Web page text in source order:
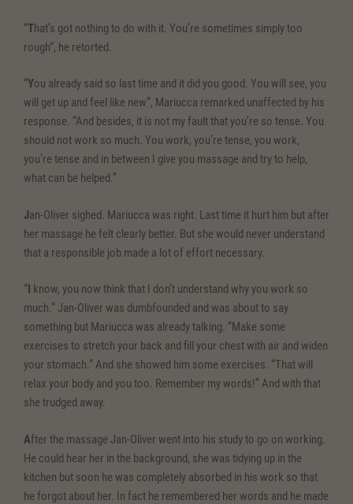
“That’s got nothing to do with it. You’re sometimes simply too
rough“, he retorted.
“You already said so last time and it did you good. You will see, you
will get up and feel like new”, Mariucca remarked unaffected by his
response. “And besides, it is not my fault that you’re so tense. You
should not work so much. You work, you’re tense, you work,
you’re tense and in between I give you massage and try to help,
what can be helped.”
Jan-Oliver sighed. Mariucca was right. Last time it hurt him but after
her massage he felt clearly better. But she would never understand
that a responsible job made a lot of effort necessary.
“I know, you now think that I don’t understand why you work so
much.” Jan-Oliver was dumbfounded and was about to say
something but Mariucca was already talking. “Make some
exercises to stretch your back and fill your chest with air and widen
your stomach.” And she showed him some exercises. “That will
relax your body and you too. Remember my words!” And with that
she trudged away.
After the massage Jan-Oliver went into his study to go on working.
He could hear her in the background, she was tidying up in the
kitchen but soon he was completely absorbed in his work so that
he forgot about her. In fact he remembered her words and he made